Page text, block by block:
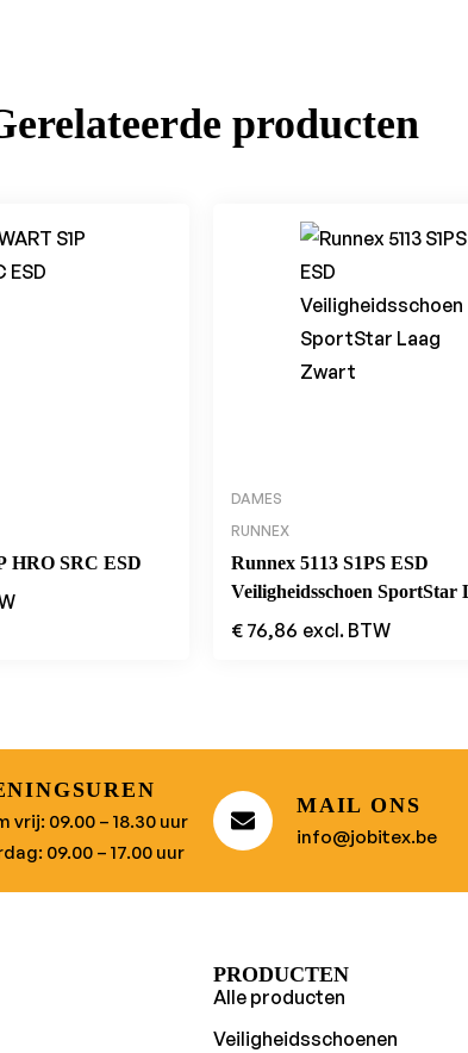
producten
HRO SRC ESD
DAMES
RUNNEX
Runnex 5113 S1PS ESD
Veiligheidsschoen SportStar
Zwart
€ 76,86 excl. BTW
vrij: 09.00 – 18.30 uur
09.00 – 17.00 uur
MAIL ONS
info@jobitex.be
PRODUCTEN
Alle producten
Veiligheidsschoenen